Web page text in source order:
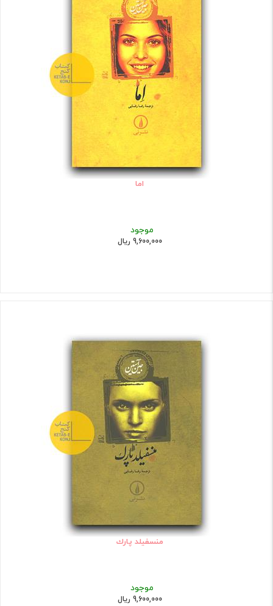
اما
موجود
9,600,000 ریال
منسفيلد پارك
موجود
9,600,000 ریال